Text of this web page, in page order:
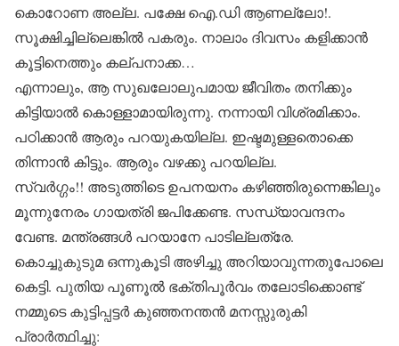
കൊറോണ അല്ല. പക്ഷേ ഐ.ഡി ആണല്ലോ!.
സൂക്ഷിച്ചില്ലെങ്കില്‍ പകരും. നാലാം ദിവസം കളിക്കാന്‍
കൂട്ടിനെത്തും കല്പനാക്ക…
എന്നാലും, ആ സുഖലോലുപമായ ജീവിതം തനിക്കും
കിട്ടിയാല്‍ കൊള്ളാമായിരുന്നു. നന്നായി വിശ്രമിക്കാം.
പഠിക്കാന്‍ ആരും പറയുകയില്ല. ഇഷ്ടമുള്ളതൊക്കെ
തിന്നാന്‍ കിട്ടും. ആരും വഴക്കു പറയില്ല.
സ്വര്‍ഗ്ഗം!! അടുത്തിടെ ഉപനയനം കഴിഞ്ഞിരുന്നെങ്കിലും
മൂന്നുനേരം ഗായത്രി ജപിക്കേണ്ട. സന്ധ്യാവന്ദനം
വേണ്ട. മന്ത്രങ്ങള്‍ പറയാനേ പാടില്ലത്രേ.
കൊച്ചുകുടുമ ഒന്നുകൂടി അഴിച്ചു അറിയാവുന്നതുപോലെ
കെട്ടി. പുതിയ പൂണൂല്‍ ഭക്തിപൂര്‍വം തലോടിക്കൊണ്ട്
നമ്മുടെ കുട്ടിപ്പട്ടര്‍ കുഞ്ഞനന്തന്‍ മനസ്സുരുകി
പ്രാര്‍ത്ഥിച്ചു: